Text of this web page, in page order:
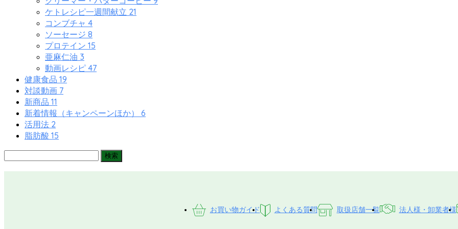
ケトレシピ一週間献立 21
コンブチャ 4
ソーセージ 8
プロテイン 15
亜麻仁油 3
動画レシピ 47
健康食品 19
対談動画 7
新商品 11
新着情報（キャンペーンほか） 6
活用法 2
脂肪酸 15
お買い物ガイド よくある質問 取扱店舗一覧 法人様・卸業者様